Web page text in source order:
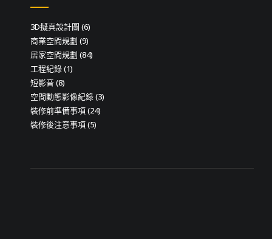
導
覽
3D擬真設計圖 (6)
商業空間規劃 (9)
居家空間規劃 (84)
工程紀錄(1)
短影音(8)
空間動態影像紀錄(3)
裝修前準備事項(24)
裝修後注意事項(5)